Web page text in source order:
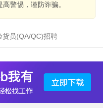
警惕，谨防诈骗。
货员(QA/QC)招聘